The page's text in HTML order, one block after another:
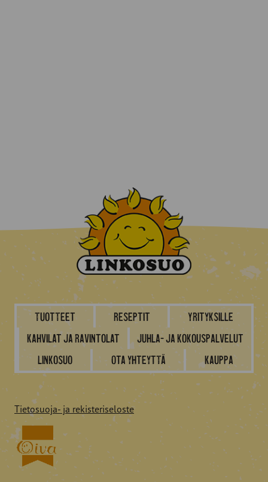
Tuotteet Reseptit
Yrityksille
Kahvilat ja ravintolat
Juhla- ja kokouspalvelut
Linkosuo
Ota yhteyttä Kauppa
Tietosuoja- ja rekisteriseloste